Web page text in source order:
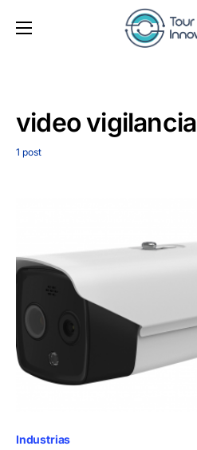
video vigilancia
1 post
Industrias